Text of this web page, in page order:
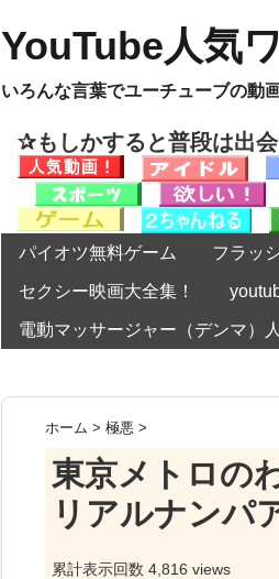
YouTube人気
いろんな言葉でユーチューブの動
✰もしかすると普段は出
パイオツ無料ゲーム フラッ
セクシー映画大全集！
電動マッサージャー（デンマ）
ホーム > 極悪 >
東京メトロの
リアルナンパ
累計表示回数 4,816 views